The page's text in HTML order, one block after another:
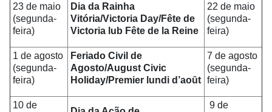
23 de maio
(segunda-
feira)
Dia da Rainha
Vitória/Victoria Day/Fête de
Victoria lub Fête de la Reine
22 de maio
(segunda-
feira)
1 de agosto
(segunda-
feira)
Feriado Civil de
Agosto/August Civic
Holiday/Premier lundi d’aoȗt
7 de agosto
(segunda-
feira)
10 de
9 de